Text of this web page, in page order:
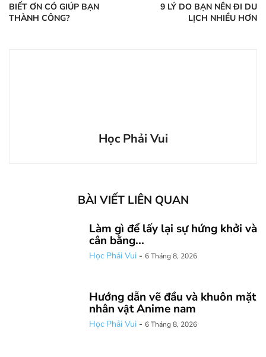
BIẾT ƠN CÓ GIÚP BẠN
THÀNH CÔNG?
9 LÝ DO BẠN NÊN ĐI DU
LỊCH NHIỀU HƠN
Học Phải Vui
BÀI VIẾT LIÊN QUAN
Làm gì để lấy lại sự hứng khởi và
cân bằng...
Học Phải Vui - 6 Tháng 8, 2026
Hướng dẫn vẽ đầu và khuôn mặt
nhân vật Anime nam
Học Phải Vui - 6 Tháng 8, 2026